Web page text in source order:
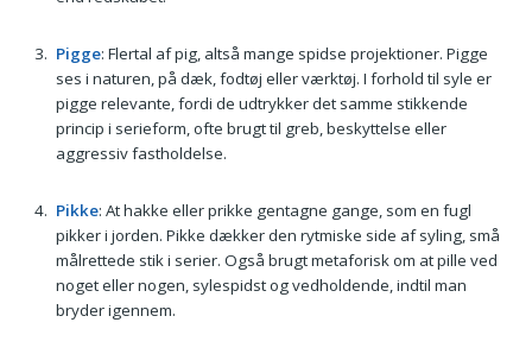
Pigge: Flertal af pig, altså mange spidse projektioner. Pigge
ses i naturen, på dæk, fodtøj eller værktøj. I forhold til syle er
pigge relevante, fordi de udtrykker det samme stikkende
princip i serieform, ofte brugt til greb, beskyttelse eller
aggressiv fastholdelse.
Pikke: At hakke eller prikke gentagne gange, som en fugl
pikker i jorden. Pikke dækker den rytmiske side af syling, små
målrettede stik i serier. Også brugt metaforisk om at pille ved
noget eller nogen, sylespidst og vedholdende, indtil man
bryder igennem.